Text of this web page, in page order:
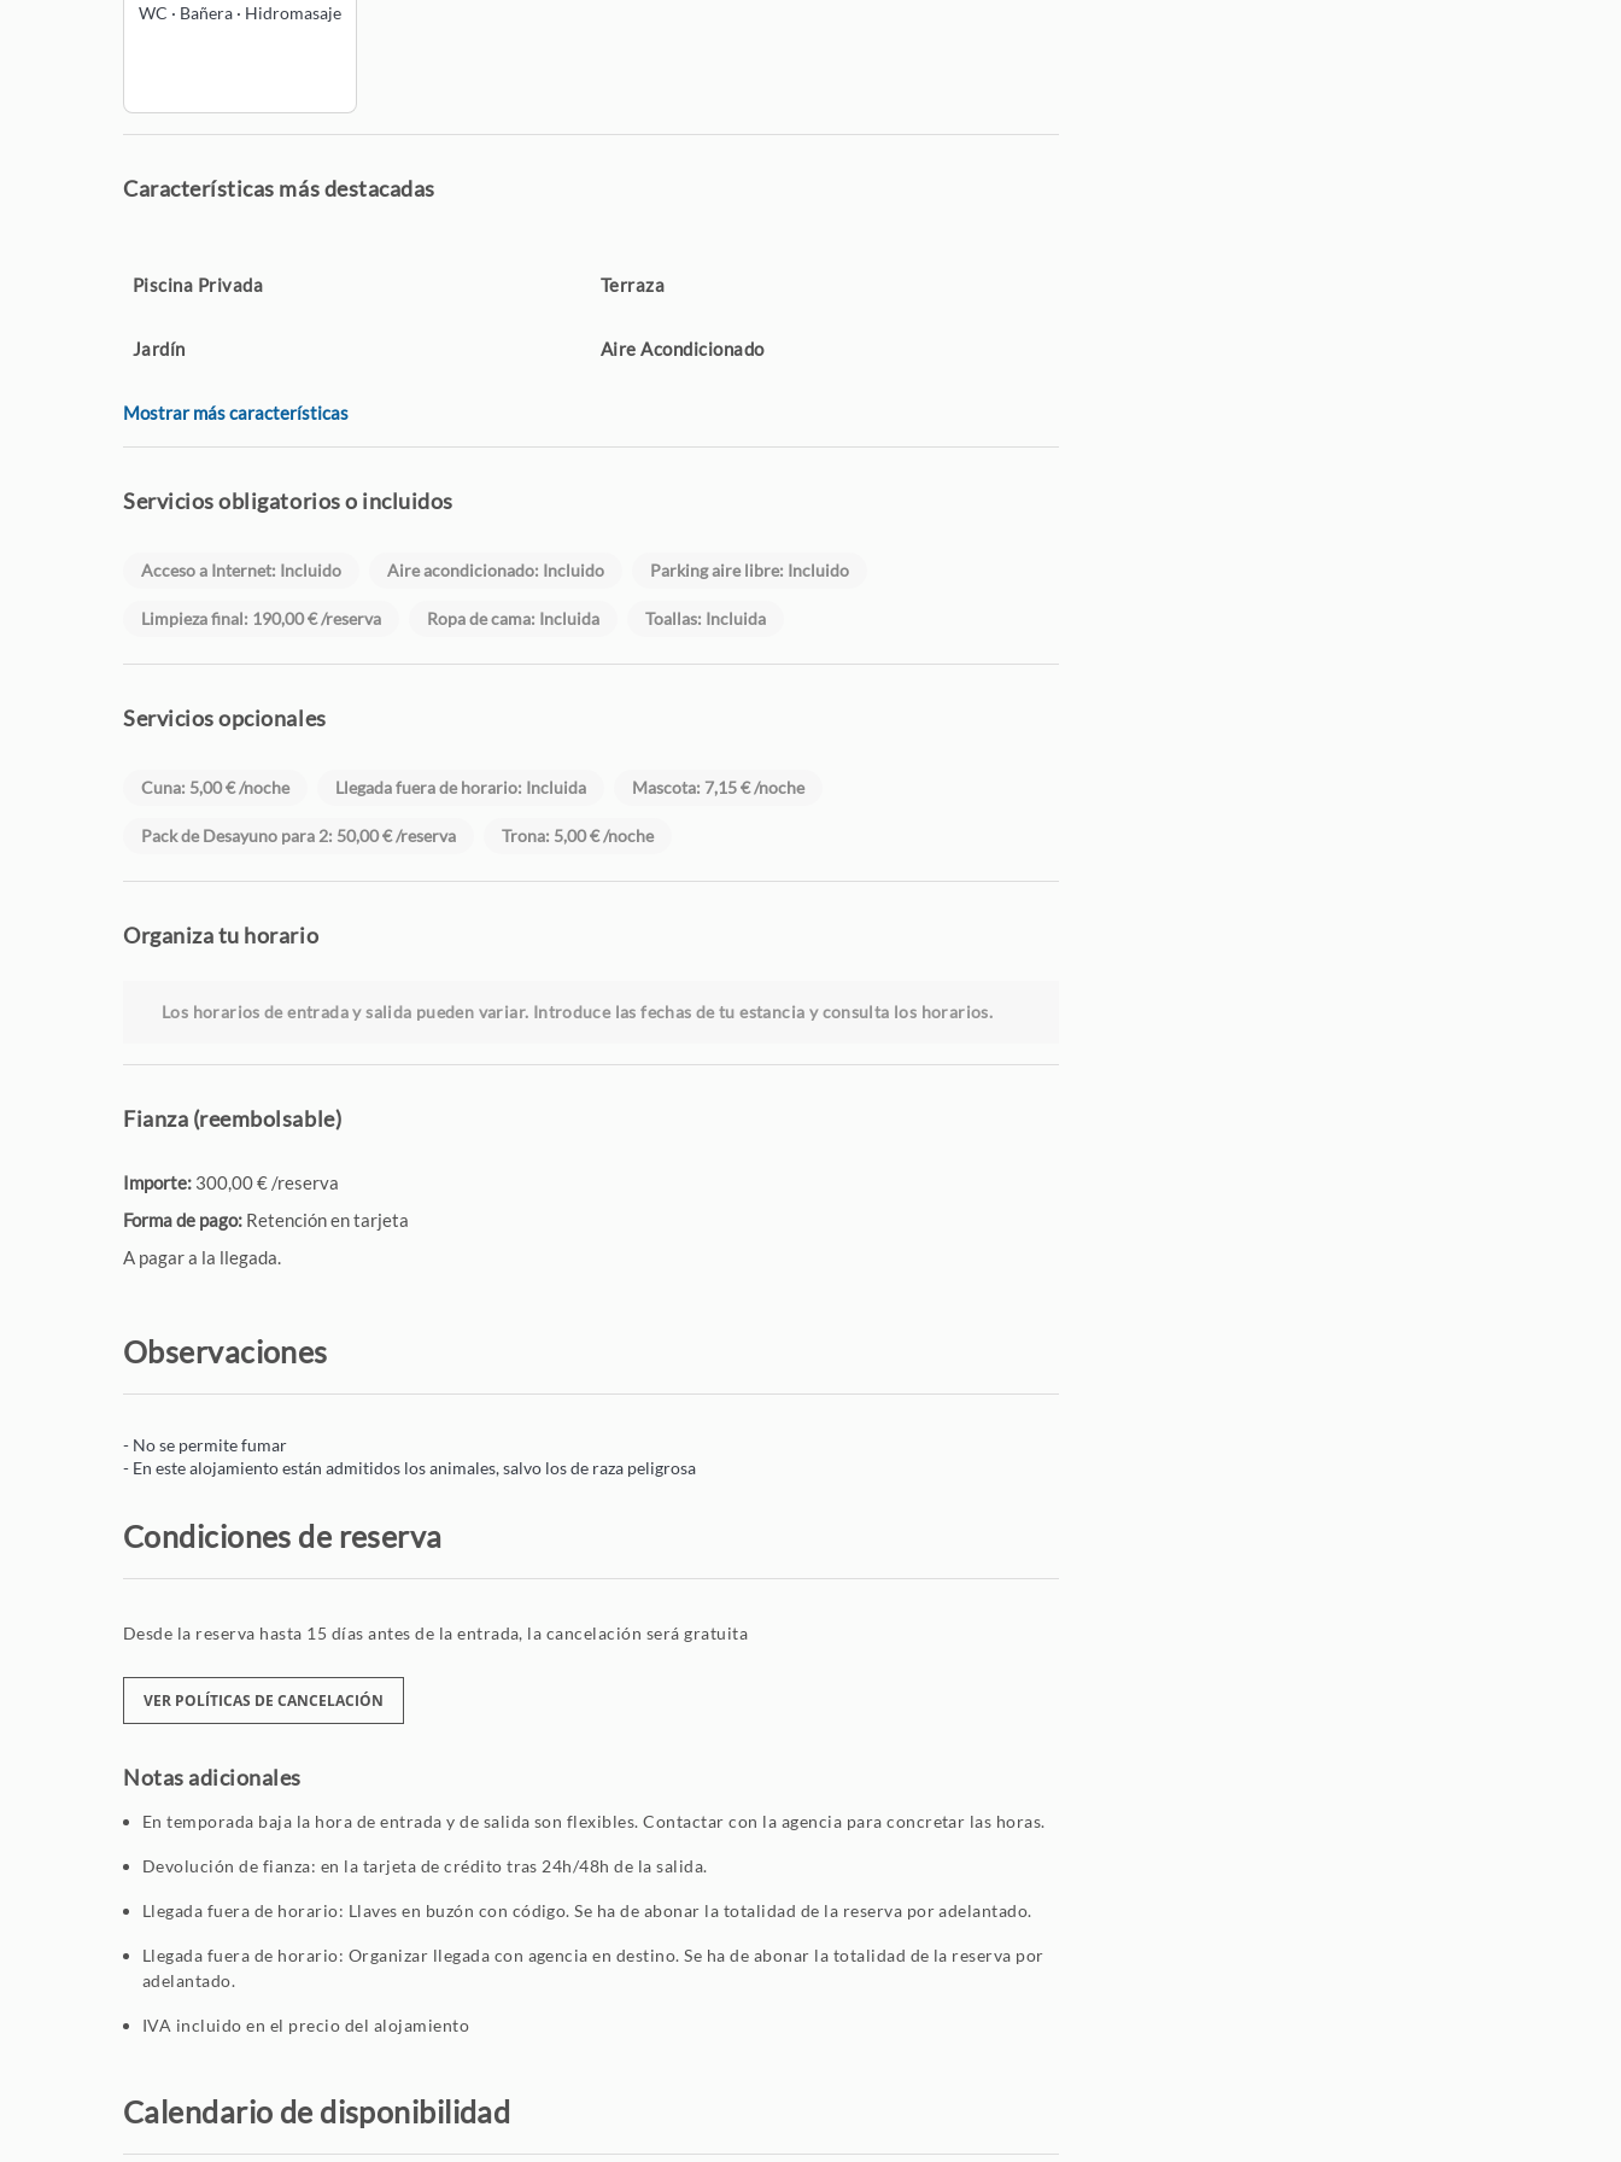
WC · Bañera · Hidromasaje
Características más destacadas
Piscina Privada Terraza
Jardín Aire Acondicionado
Mostrar más características
Servicios obligatorios o incluidos
Acceso a Internet: Incluido Aire acondicionado: Incluido Parking aire libre: Incluido
Limpieza final: 190,00 € /reserva Ropa de cama: Incluida Toallas: Incluida
Servicios opcionales
Cuna: 5,00 € /noche Llegada fuera de horario: Incluida Mascota: 7,15 € /noche
Pack de Desayuno para 2: 50,00 € /reserva Trona: 5,00 € /noche
Organiza tu horario
Los horarios de entrada y salida pueden variar. Introduce las fechas de tu estancia y consulta los horarios.
Fianza (reembolsable)
Importe: 300,00 € /reserva
Forma de pago: Retención en tarjeta
A pagar a la llegada.
Observaciones
- No se permite fumar
- En este alojamiento están admitidos los animales, salvo los de raza peligrosa
Condiciones de reserva
Desde la reserva hasta 15 días antes de la entrada, la cancelación será gratuita
VER POLÍTICAS DE CANCELACIÓN
Notas adicionales
En temporada baja la hora de entrada y de salida son flexibles. Contactar con la agencia para concretar las horas.
Devolución de fianza: en la tarjeta de crédito tras 24h/48h de la salida.
Llegada fuera de horario: Llaves en buzón con código. Se ha de abonar la totalidad de la reserva por adelantado.
Llegada fuera de horario: Organizar llegada con agencia en destino. Se ha de abonar la totalidad de la reserva por
adelantado.
IVA incluido en el precio del alojamiento
Calendario de disponibilidad